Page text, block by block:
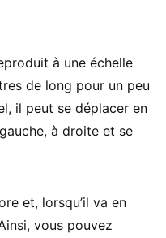
à une échelle
de long pour un peu
il peut se déplacer en
à droite et se
et, lorsqu’il va en
vous pouvez